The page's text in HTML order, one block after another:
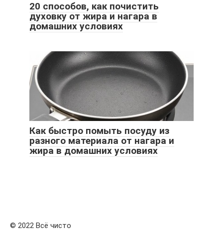
20 способов, как почистить
духовку от жира и нагара в
домашних условиях
Как быстро помыть посуду из
разного материала от нагара и
жира в домашних условиях
© 2022 Всё чисто